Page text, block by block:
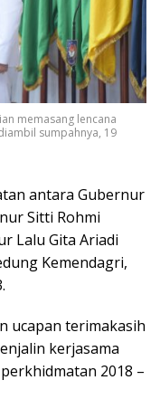
memasang lencana
sumpahnya, 19
antara Gubernur
Sitti Rohmi
Lalu Gita Ariadi
Kemendagri,
ucapan terimakasih
kerjasama
2018 –